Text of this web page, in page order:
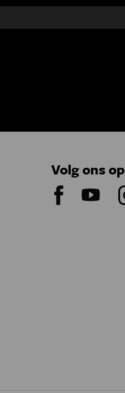
Volg ons op